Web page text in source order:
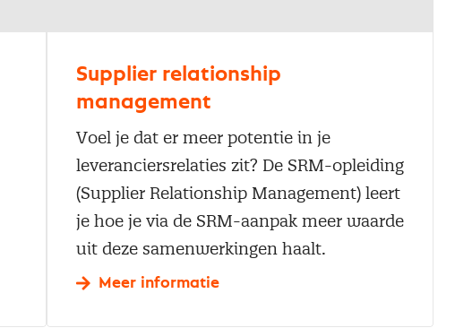
Supplier relationship
management
Voel je dat er meer potentie in je
leveranciersrelaties zit? De SRM-opleiding
(Supplier Relationship Management) leert
je hoe je via de SRM-aanpak meer waarde
uit deze samenwerkingen haalt.
Meer informatie